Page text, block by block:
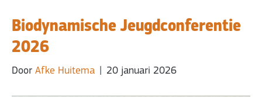
Biodynamische Jeugdconferentie
2026
Door Afke Huitema 20 januari 2026